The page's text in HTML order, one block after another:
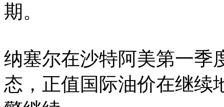
期。
纳塞尔在沙特阿美第一季
态，正值国际油价在继续